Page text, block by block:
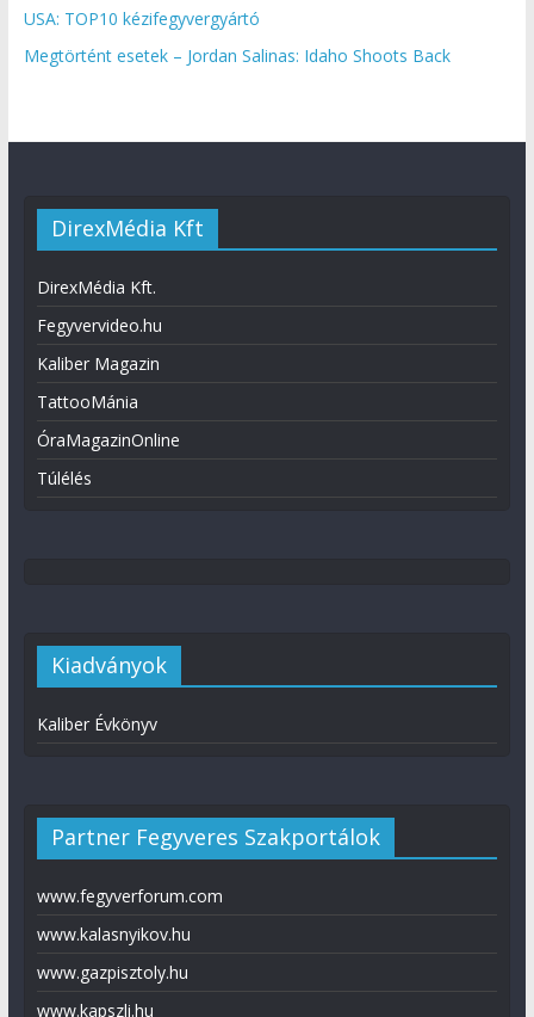
USA: TOP10 kézifegyvergyártó
Megtörtént esetek – Jordan Salinas: Idaho Shoots Back
DirexMédia Kft
DirexMédia Kft.
Fegyvervideo.hu
Kaliber Magazin
TattooMánia
ÓraMagazinOnline
Túlélés
Kiadványok
Kaliber Évkönyv
Partner Fegyveres Szakportálok
www.fegyverforum.com
www.kalasnyikov.hu
www.gazpisztoly.hu
www.kapszli.hu